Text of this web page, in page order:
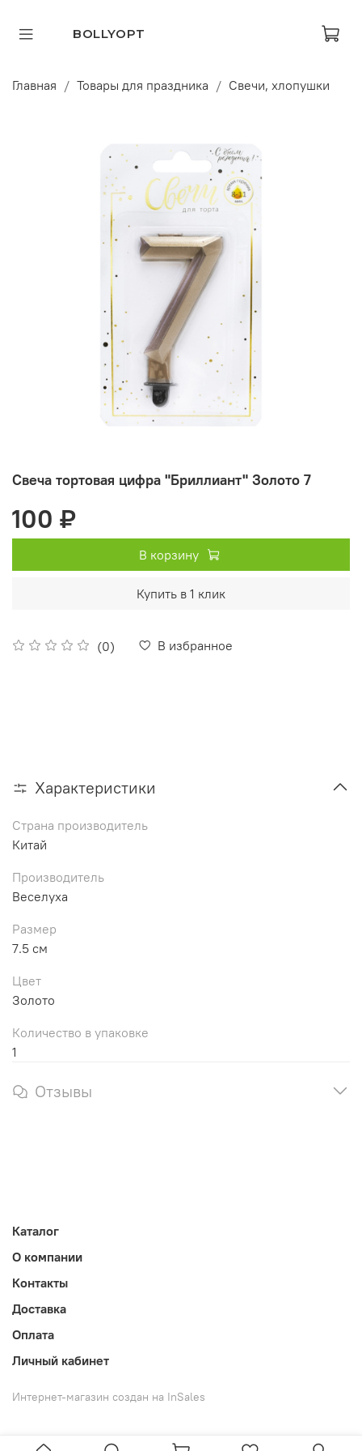
BOLLYOPT
Главная Товары для праздника Свечи, хлопушки
Свеча тортовая цифра "Бриллиант" Золото 7
(0) В избранное
100 ₽
В корзину
Купить в 1 клик
Характеристики
Страна производитель
Китай
Производитель
Веселуха
Размер
7.5 см
Цвет
Золото
Количество в упаковке
1
Отзывы
Каталог
О компании
Контакты
Доставка
Оплата
Личный кабинет
Интернет-магазин создан на InSales